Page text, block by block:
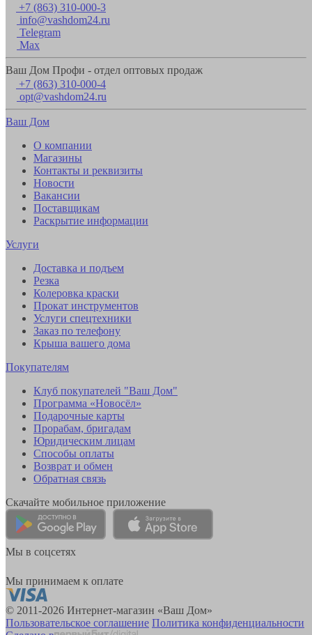
+7 (863) 310-000-3
info@vashdom24.ru
Telegram
Max
Ваш Дом Профи - отдел оптовых продаж
+7 (863) 310-000-4
opt@vashdom24.ru
Ваш Дом
О компании
Магазины
Контакты и реквизиты
Новости
Вакансии
Поставщикам
Раскрытие информации
Услуги
Доставка и подъем
Резка
Колеровка краски
Прокат инструментов
Услуги спецтехники
Заказ по телефону
Крыша вашего дома
Покупателям
Клуб покупателей "Ваш Дом"
Программа «Новосёл»
Подарочные карты
Прорабам, бригадам
Юридическим лицам
Способы оплаты
Возврат и обмен
Обратная связь
Скачайте мобильное приложение
Мы в соцсетях
Мы принимаем к оплате
© 2011-2026 Интернет-магазин «Ваш Дом»
Пользовательское соглашение Политика конфиденциальности